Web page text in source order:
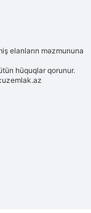
elanların məzmununa
hüquqlar qorunur.